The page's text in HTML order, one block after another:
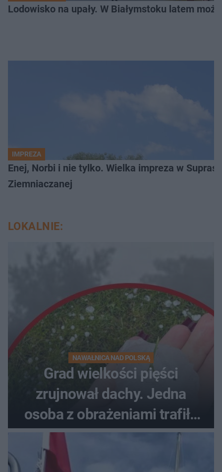
Lodowisko na upały. W Białymstoku latem
IMPREZA
Enej, Norbi i nie tylko. Wielka impreza w
Ziemniaczanej
LOKALNIE:
NAWAŁNICA NAD POLSKĄ
Grad wielkości pięści
zrujnował dachy. Jedna
osoba z obrażeniami trafiła
do szpitala